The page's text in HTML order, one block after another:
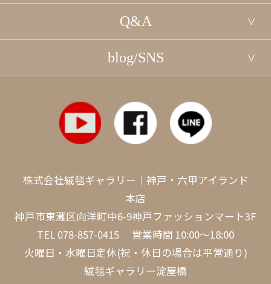
Q&A
blog/SNS
株式会社絨毯ギャラリー｜神戸・六甲アイランド
本店
神戸市東灘区向洋町中6-9神戸ファッションマート3F
TEL 078-857-0415 営業時間 10:00～18:00
火曜日・水曜日定休(祝・休日の場合は平常通り)
絨毯ギャラリー淀屋橋